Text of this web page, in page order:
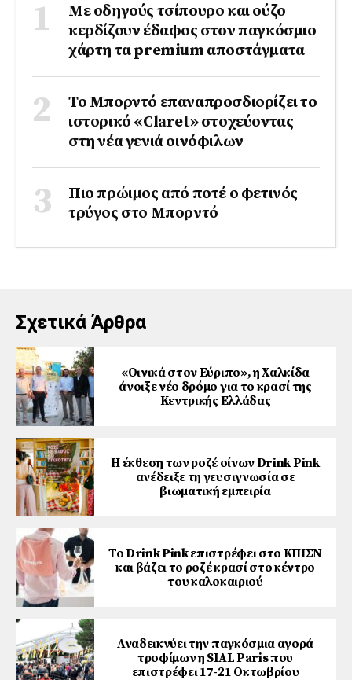
Με οδηγούς τσίπουρο και ούζο
κερδίζουν έδαφος στoν παγκόσμιο
χάρτη τα premium αποστάγματα
Το Μπορντό επαναπροσδιορίζει το
ιστορικό «Claret» στοχεύοντας
στη νέα γενιά οινόφιλων
Πιο πρώιμος από ποτέ ο φετινός
τρύγος στο Μπορντό
Σχετικά Άρθρα
«Οινικά στον Εύριπο», η Χαλκίδα
άνοιξε νέο δρόμο για το κρασί της
Κεντρικής Ελλάδας
Η έκθεση των ροζέ οίνων Drink Pink
ανέδειξε τη γευσιγνωσία σε
βιωματική εμπειρία
Το Drink Pink επιστρέφει στο ΚΠΙΣΝ
και βάζει το ροζέ κρασί στο κέντρο
του καλοκαιριού
Αναδεικνύει την παγκόσμια αγορά
τροφίμων η SIAL Paris που
επιστρέφει 17-21 Οκτωβρίου